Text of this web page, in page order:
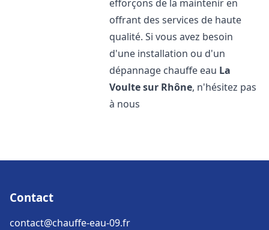
efforçons de la maintenir en
offrant des services de haute
qualité. Si vous avez besoin
d'une installation ou d'un
dépannage chauffe eau La
Voulte sur Rhône, n'hésitez pas
à nous
Contact
contact@chauffe-eau-09.fr